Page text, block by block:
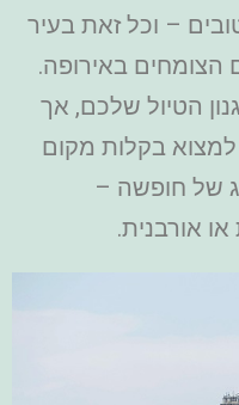
– וכל זאת בעיר
באירופה.
הטיול שלכם, אך
בקלות מקום
של חופשה –
אורבנית.